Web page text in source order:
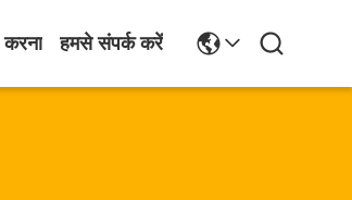
हमसे संपर्क करें